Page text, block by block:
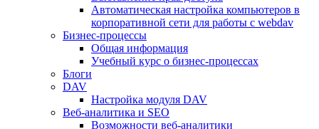
Автоматическая настройка компьютеров в
корпоративной сети для работы с webdav
Бизнес-процессы
Общая информация
Учебный курс о бизнес-процессах
Блоги
DAV
Настройка модуля DAV
Веб-аналитика и SEO
Возможности веб-аналитики